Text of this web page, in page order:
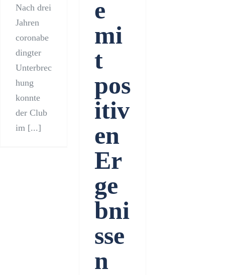
Nach drei
Jahren
coronabe
dingter
Unterbrec
hung
konnte
der Club
im [...]
e
mi
t
pos
itiv
en
Er
ge
bni
sse
n